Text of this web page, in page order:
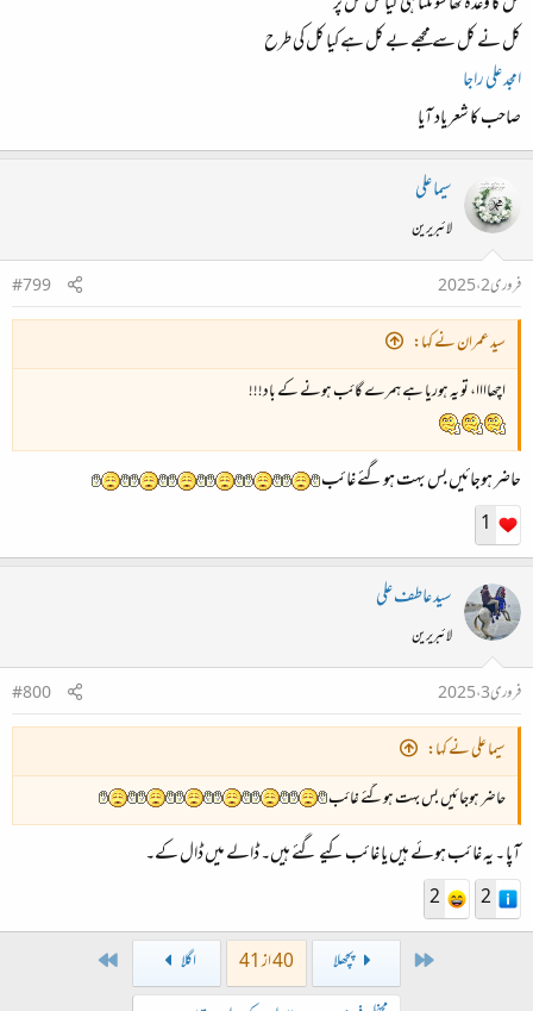
کل نے کل سے مجھے بے کل ہے کیا کل کی طرح
امجد علی راجا
صاحب کا شعر یاد آیا
سیما علی
لائبریرین
فروری 2، 2025
#799
سید عمران نے کہا:
اچھاااا، تو یہ ہوریا ہے ہمرے گائب ہونے کے باد!!!
حاضر ہوجائیں بس بہت ہوگئے غائب
1
سید عاطف علی
لائبریرین
فروری 3، 2025
#800
سیما علی نے کہا:
حاضر ہوجائیں بس بہت ہوگئے غائب
آپا ۔ یہ غائب ہوئے ہیں یا غائب کیے گئے ہیں۔ ڈالے میں ڈال کے۔
2
2
پچھلا 40 از 41 اگلا